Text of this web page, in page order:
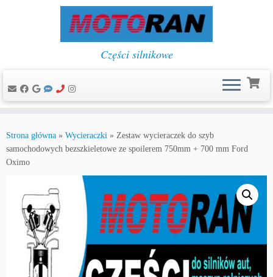
do
treści
Części silnikowe
Strona główna » Wycieraczki » Zestaw wycieraczek do szyb
samochodowych bezszkieletowe ze spoilerem 750mm + 700 mm Ford
Oximo